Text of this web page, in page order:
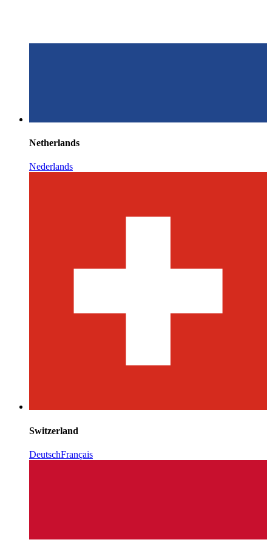
Netherlands
Nederlands
Switzerland
DeutschFrançais